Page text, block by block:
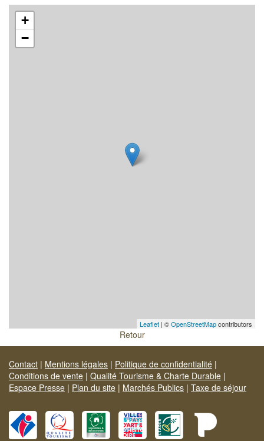
+
−
Leaflet | ©OpenStreetMapcontributors
Retour
Contact | Mentions légales | Politique de confidentialité |
Conditions de vente | Qualité Tourisme & Charte Durable |
Espace Presse | Plan du site | Marchés Publics | Taxe de séjour